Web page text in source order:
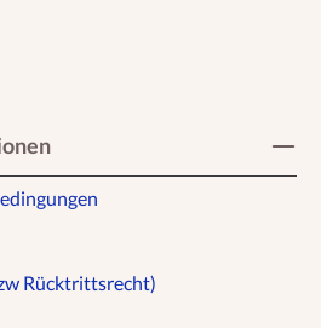
Rücktrittsrecht)